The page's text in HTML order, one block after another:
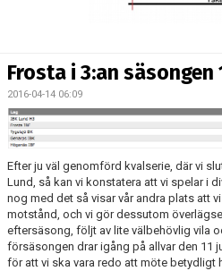
OM KLUBBEN
VÅRA LAG - KONTAKTPERSONER
KONTAKT
KLUBBKLÄDER
MEDLEMSAVGIFTER
Frosta i 3:an säsongen
2016-04-14 06:09
Efter ju väl genomförd kvalserie, där vi
Lund, så kan vi konstatera att vi spelar i
nog med det så visar vår andra plats att
motstånd, och vi gör dessutom
eftersäsong, följt av lite välbehövlig vila
försäsongen drar igång på allvar den 11
för att vi ska vara redo att möte betydligt